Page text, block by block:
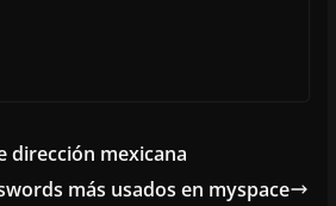
dirección mexicana
más usados en myspace